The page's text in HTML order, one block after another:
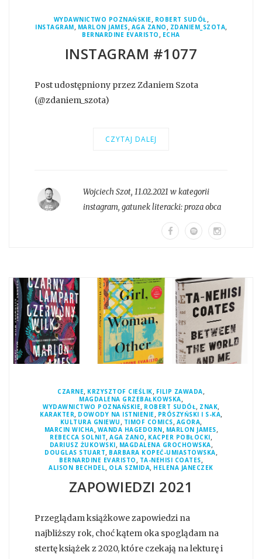
WYDAWNICTWO POZNAŃSKIE, ROBERT SUDÓŁ,
INSTAGRAM, MARLON JAMES, AGA ZANO , ZDANIEM_SZOTA,
BERNARDINE EVARISTO , ECHA
INSTAGRAM #1077
Post udostępniony przez Zdaniem Szota
(@zdaniem_szota)
CZYTAJ DALEJ
Wojciech Szot, 11.02.2021 w kategorii
instagram, gatunek literacki:proza obca
CZARNE, KRZYSZTOF CIEŚLIK, FILIP ZAWADA,
MAGDALENA GRZEBAŁKOWSKA,
WYDAWNICTWO POZNAŃSKIE, ROBERT SUDÓŁ, ZNAK,
KARAKTER, DOWODY NA ISTNIENIE, PRÓSZYŃSKI I S-KA,
KULTURA GNIEWU , TIMOF COMICS, AGORA,
MARCIN WICHA, WANDA HAGEDORN, MARLON JAMES,
REBECCA SOLNIT,AGA ZANO, KACPER POBŁOCKI,
DARIUSZ ŻUKOWSKI, MAGDALENA GROCHOWSKA,
DOUGLAS STUART, BARBARA KOPEĆ-UMIASTOWSKA,
BERNARDINE EVARISTO , TA-NEHISI COATES,
ALISON BECHDEL, OLA SZMIDA, HELENA JANECZEK
ZAPOWIEDZI 2021
Przeglądam książkowe zapowiedzi na
najbliższy rok, choć kątem oka spoglądam na
stertę książek z 2020, które czekają na lekturę i